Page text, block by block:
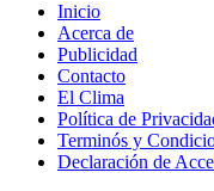
Inicio
Acerca de
Publicidad
Contacto
El Clima
Política de
Terminós y
Declaración de